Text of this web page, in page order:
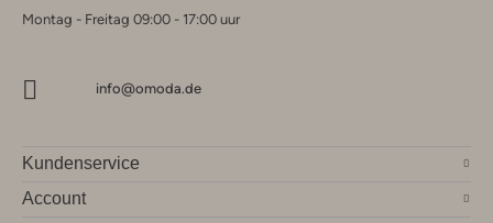
Montag - Freitag 09:00 - 17:00 uur
info@omoda.de
Kundenservice
Account